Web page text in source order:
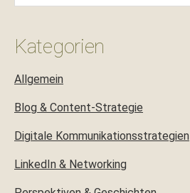
Kategorien
Allgemein
Blog & Content-Strategie
Digitale Kommunikationsstrategien
LinkedIn & Networking